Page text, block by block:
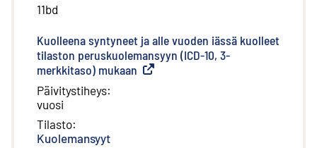
11bd
Kuolleena syntyneet ja alle vuoden iässä kuolleet
tilaston peruskuolemansyyn (ICD-10, 3-
merkkitaso) mukaan Ulkoinen linkki
Päivitystiheys:
vuosi
Tilasto:
Kuolemansyyt